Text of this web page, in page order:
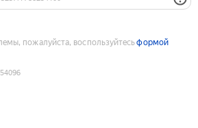
пожалуйста, воспользуйтесьформой